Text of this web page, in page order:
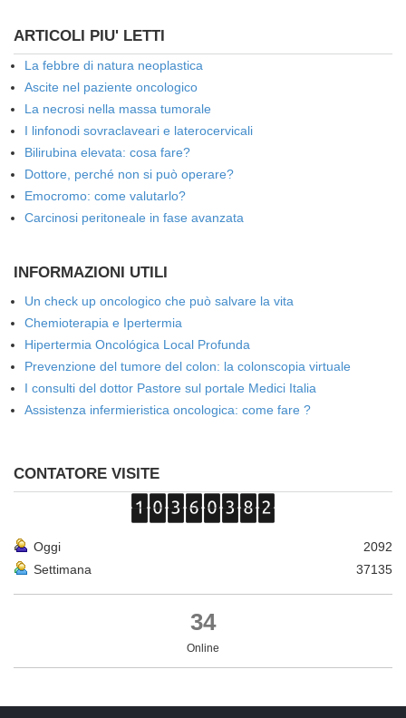
ARTICOLI PIU' LETTI
La febbre di natura neoplastica
Ascite nel paziente oncologico
La necrosi nella massa tumorale
I linfonodi sovraclaveari e laterocervicali
Bilirubina elevata: cosa fare?
Dottore, perché non si può operare?
Emocromo: come valutarlo?
Carcinosi peritoneale in fase avanzata
INFORMAZIONI UTILI
Un check up oncologico che può salvare la vita
Chemioterapia e Ipertermia
Hipertermia Oncológica Local Profunda
Prevenzione del tumore del colon: la colonscopia virtuale
I consulti del dottor Pastore sul portale Medici Italia
Assistenza infermieristica oncologica: come fare ?
CONTATORE VISITE
Oggi
2092
Settimana
37135
34
Online